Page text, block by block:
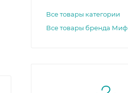
Все товары категории
Все товары бренда Миф